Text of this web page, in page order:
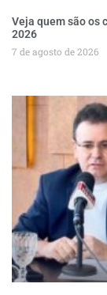
Veja quem são os
2026
7 de agosto de 2026